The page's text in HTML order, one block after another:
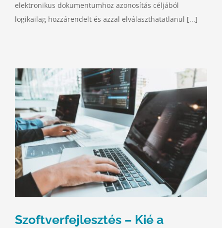
elektronikus dokumentumhoz azonosítás céljából
logikailag hozzárendelt és azzal elválaszthatatlanul [...]
Szoftverfejlesztés – Kié a